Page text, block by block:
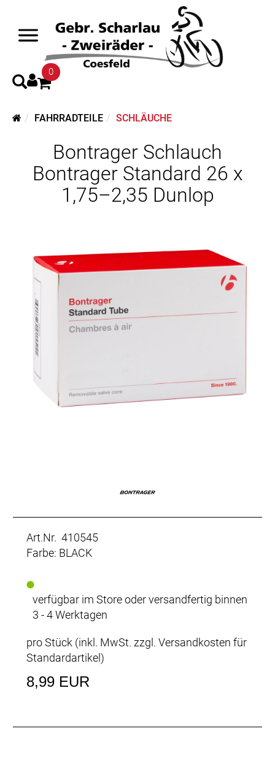
0
FAHRRADTEILE SCHLÄUCHE
Bontrager Schlauch
Bontrager Standard 26 x
1,75–2,35 Dunlop
Art.Nr. 410545
Farbe: BLACK
verfügbar im Store oder versandfertig binnen
3 - 4 Werktagen
pro Stück (inkl. MwSt. zzgl. Versandkosten für
Standardartikel)
8,99 EUR